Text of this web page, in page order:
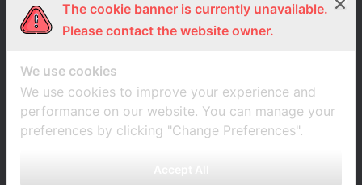
ร่วมงานกับเรา
สมัครงาน
Lemon Farm Cafe
ร้านอาหารอินทรีย์
The cookie banner is currently unavailable.
Please contact the website owner.
We use cookies
We use cookies to improve your experience and
performance on our website. You can manage your
preferences by clicking "Change Preferences".